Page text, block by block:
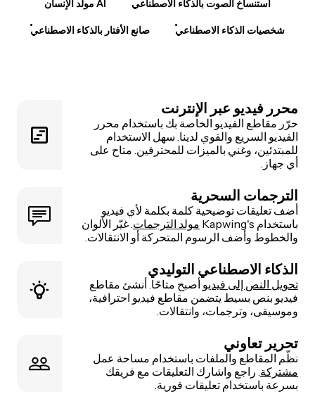
مولد الإنسان AI استنساخ الصوت بالذكاء الاصطناعي
صانع الأفتار بالذكاء الاصطناعي شخصيات الذكاء الاصطناعي
محرر فيديو عبر الإنترنت
حرّر مقاطع الفيديو الخاصة بك باستخدام محرر
الفيديو السريع والقوي لدينا. سهل الاستخدام
للمبتدئين، وغني بالميزات للمحترفين. متاح على
أي جهاز.
الترجمات السحرية
أضف تعليقات توضيحية كلمة بكلمة لأي فيديو
باستخدام Kapwing's
مولد الترجمات. غيّر الألوان
والخطوط وأضف الرسوم المتحركة أو الانتقالات.
الذكاء الاصطناعي التوليدي
تحويل النص إلى فيديو أصبح متاحًا. أنشئ مقاطع
فيديو بنص بسيط يتضمن مقاطع فيديو احترافية،
وموسيقى، وترجمات، وانتقالات.
تحرير تعاوني
نظّم المقاطع والملفات باستخدام مساحة عمل
مشتركة. راجع واشارك التعليقات مع فريقك
بسرعة باستخدام تعليقات فورية.